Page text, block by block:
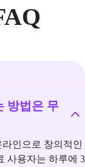
방법은 무
인으로 창의적인
사용자는 하루에 3